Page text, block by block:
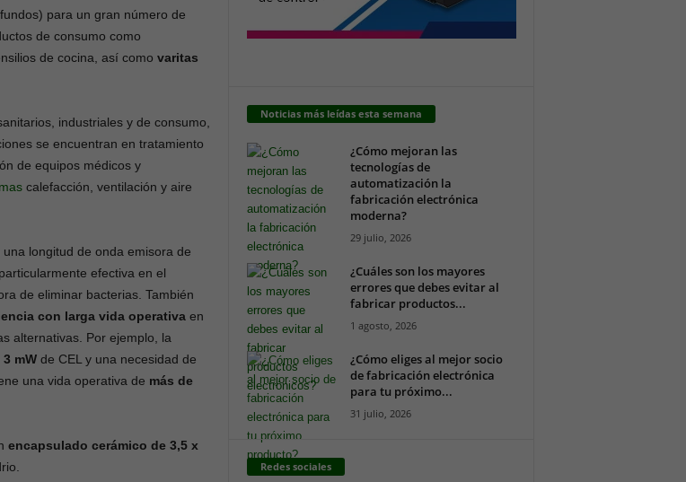
para un gran número de
de consumo como
de cocina, así como varitas
industriales y de consumo,
se encuentran en tratamiento
de equipos médicos y
calefacción, ventilación y aire
una longitud de onda emisora de
efectiva en el
de eliminar bacterias. También
con larga vida operativa en
alternativas. Por ejemplo, la
3 mW de CEL y una necesidad de
una vida operativa de más de
encapsulado cerámico de 3,5 x
Noticias más leídas esta semana
¿Cómo mejoran las
tecnologías de
automatización la
fabricación electrónica
moderna?
29 julio, 2026
¿Cuáles son los mayores
errores que debes evitar al
fabricar productos...
1 agosto, 2026
¿Cómo eliges al mejor socio
de fabricación electrónica
para tu próximo...
31 julio, 2026
Redes sociales